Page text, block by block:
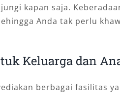
kapan saja.
Anda tak perlu
Keluarga dan
berbagai fasilitas